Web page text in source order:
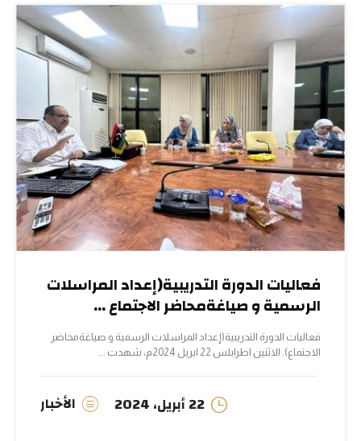
فعاليات الدورة التدريبية(إعداد المراسلات
الرسمية و صياغةمحاضر الاجتماع ...
فعاليات الدورة التدريبية(إعداد المراسلات الرسمية و صياغةمحاضر
الاجتماع). الاثنين |طرابلس 22 ابريل 2024م، شهدت ...
22 أبريل، 2024 الأخبار